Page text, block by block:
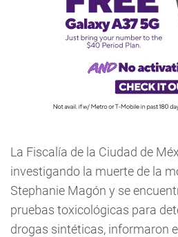
La Fiscalía de la Ciudad de
investigando la muerte de la
Stephanie Magón y se
pruebas toxicológicas para
drogas sintéticas, informaron